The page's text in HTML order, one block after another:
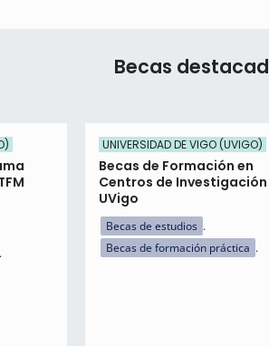
Becas
UNIVERSIDAD DE VIGO (UVIGO)
Becas de Formación en
Centros de
UVigo
Becas de estudios
Becas de formación práctica